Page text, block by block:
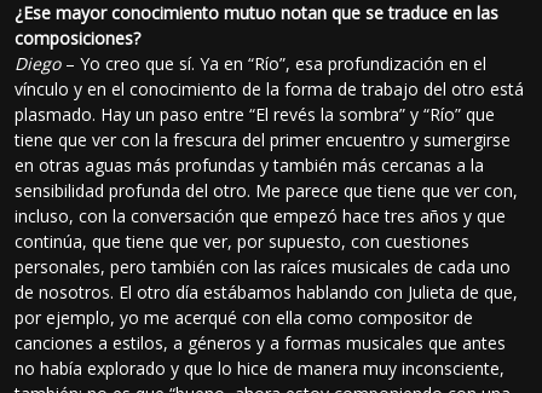
¿Ese mayor conocimiento mutuo notan que se traduce en las
composiciones?
Diego– Yo creo que sí. Ya en “Río”, esa profundización en el
vínculo y en el conocimiento de la forma de trabajo del otro está
plasmado. Hay un paso entre “El revés la sombra” y “Río” que
tiene que ver con la frescura del primer encuentro y sumergirse
en otras aguas más profundas y también más cercanas a la
sensibilidad profunda del otro. Me parece que tiene que ver con,
incluso, con la conversación que empezó hace tres años y que
continúa, que tiene que ver, por supuesto, con cuestiones
personales, pero también con las raíces musicales de cada uno
de nosotros. El otro día estábamos hablando con Julieta de que,
por ejemplo, yo me acerqué con ella como compositor de
canciones a estilos, a géneros y a formas musicales que antes
no había explorado y que lo hice de manera muy inconsciente,